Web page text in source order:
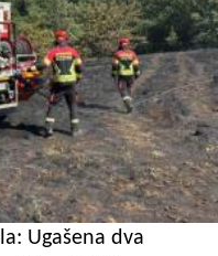
Ugašena dva